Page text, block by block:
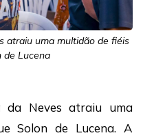
atraiu uma multidão de fiéis
de Lucena
Neves atraiu uma
Solon de Lucena. A